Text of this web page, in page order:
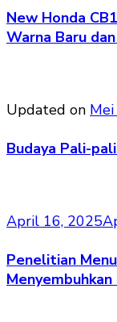
New Honda
Warna Baru
Updated on
Budaya Pali-
April 16, 2025
Penelitian
Menyembuhkan